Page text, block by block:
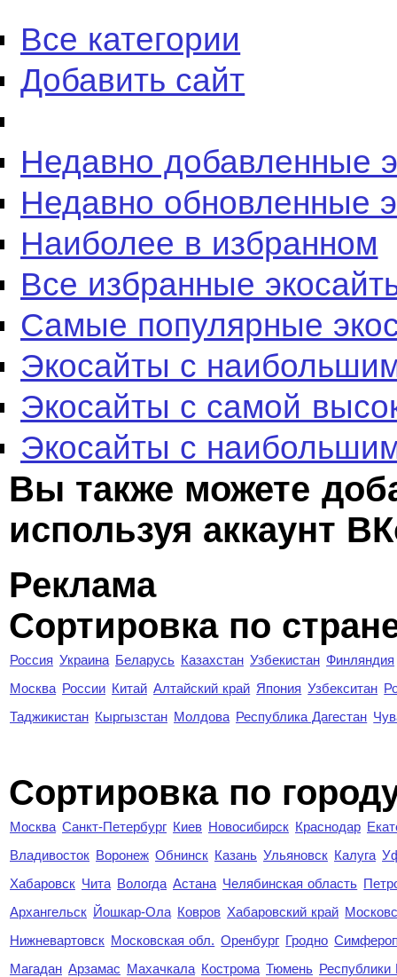
Все категории
Добавить сайт
Недавно добавленные
Недавно обновленные
Наиболее в избранном
Все избранные
Самые популярные
Экосайты с
Экосайты с самой
Экосайты с
Вы также можете
используя аккаунт
Реклама
Сортировка по
Россия Украина Беларусь Казахстан Узбекистан Финляндия
Москва России Китай Алтайский край Япония Узбекситан
Таджикистан Кыргызстан Молдова Республика Дагестан
Cортировка по
Москва Санкт-Петербург Киев Новосибирск Краснодар
Владивосток Воронеж Обнинск Казань Ульяновск Калуга
Хабаровск Чита Вологда Астана Челябинская область
Архангельск Йошкар-Ола Ковров Хабаровский край
Нижневартовск Московская обл. Оренбург Гродно
Магадан Арзамас Махачкала Кострома Тюмень Республики